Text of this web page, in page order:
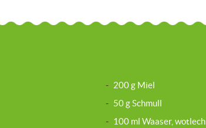
- 200 g Miel
- 50 g Schmull
- 100 ml Waaser, wotlech